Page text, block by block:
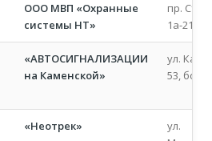
ООО МВП «Охранные
системы НТ»
пр.
1а-21
«АВТОСИГНАЛИЗАЦИИ
на Каменской»
ул.
53,
«Неотрек»
ул.